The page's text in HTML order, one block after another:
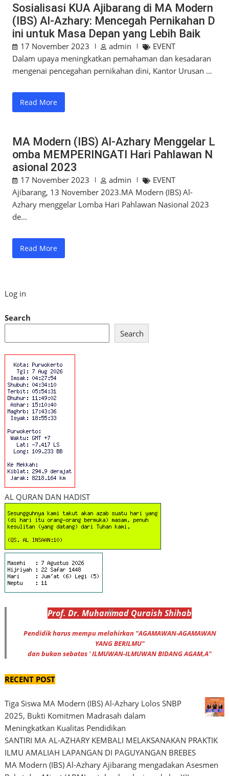
Sosialisasi KUA Ajibarang di MA Modern
(IBS) Al-Azhary: Mencegah Pernikahan D
ini untuk Masa Depan yang Lebih Baik
17 November 2023 admin
EVENT
Dalam upaya meningkatkan pemahaman dan kesadaran
mengenai pencegahan pernikahan dini, Kantor Urusan …
Read More
MA Modern (IBS) Al-Azhary Menggelar L
omba MEMPERINGATI Hari Pahlawan N
asional 2023
17 November 2023 admin
EVENT
Ajibarang, 13 November 2023.MA Modern (IBS) Al-
Azhary menggelar Lomba Hari Pahlawan Nasional 2023
de…
Read More
Log in
Search
Search
AL QURAN DAN HADIST
Prof. Dr. Muhammad Quraish Shihab
Pendidik harus mempu melahirkan "AGAMAWAN-AGAMAWAN
YANG BERILMU"
dan bukan sebatas ' ILMUWAN-ILMUWAN BIDANG AGAM,A"
RECENT POST
Tiga Siswa MA Modern (IBS) Al-Azhary Lolos SNBP
2025, Bukti Komitmen Madrasah dalam
Meningkatkan Kualitas Pendidikan
SANTIRI MA AL-AZHARY KEMBALI MELAKSANAKAN PRAKTIK
ILMU AMALIAH LAPANGAN DI PAGUYANGAN BREBES
MA Modern (IBS) Al-Azhary Ajibarang mengadakan Asesmen